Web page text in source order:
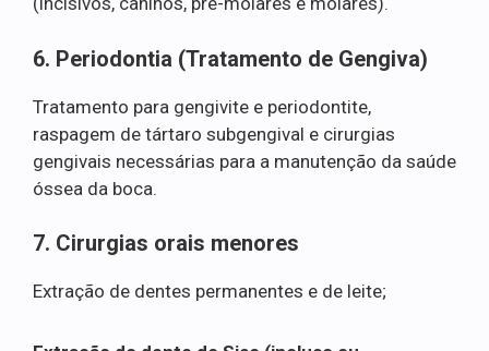
6. Periodontia (Tratamento de Gengiva)
Tratamento para gengivite e periodontite,
raspagem de tártaro subgengival e cirurgias
gengivais necessárias para a manutenção da saúde
óssea da boca.
7. Cirurgias orais menores
Extração de dentes permanentes e de leite;